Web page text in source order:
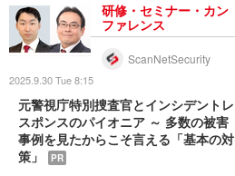
研修・セミナー・カン
ファレンス
ScanNetSecurity
2025.9.30 Tue 8:15
元警視庁特別捜査官とインシデントレ
スポンスのパイオニア ～ 多数の被害
事例を見たからこそ言える「基本の対
策」
PR